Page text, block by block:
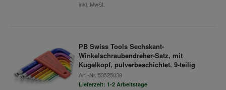
inkl. MwSt.
PB Swiss Tools Sechskant-
Winkelschraubendreher-Satz, mit
Kugelkopf, pulverbeschichtet, 9-teilig
Art.-Nr. 53525039
Lieferzeit: 1-2 Arbeitstage